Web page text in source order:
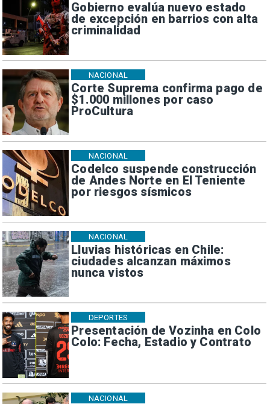
Gobierno evalúa nuevo estado
de excepción en barrios con alta
criminalidad
Corte Suprema confirma pago de
$1.000 millones por caso
ProCultura
NACIONAL
Codelco suspende construcción
de Andes Norte en El Teniente
por riesgos sísmicos
NACIONAL
Lluvias históricas en Chile:
ciudades alcanzan máximos
nunca vistos
NACIONAL
Presentación de Vozinha en Colo
Colo: Fecha, Estadio y Contrato
DEPORTES
NACIONAL